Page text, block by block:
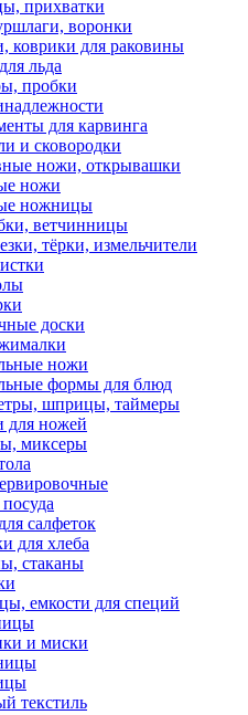
прихватки
воронки
коврики для раковины
льда
пробки
для карвинга
и сковородки
ножи, открывашки
ножи
ножницы
ветчинницы
тёрки, измельчители
доски
ножи
формы для блюд
шприцы, таймеры
для ножей
миксеры
салфеток
для хлеба
стаканы
емкости для специй
и миски
текстиль